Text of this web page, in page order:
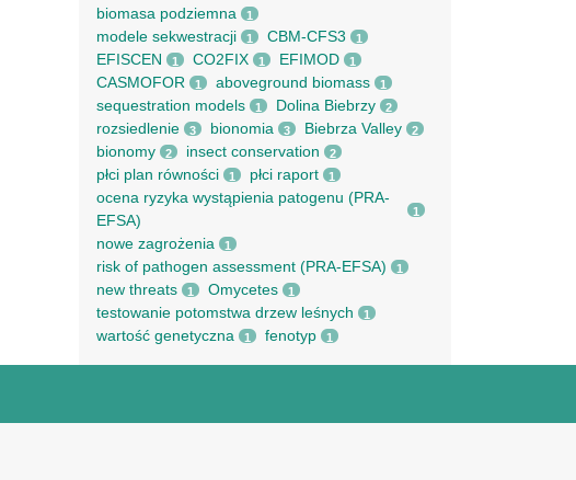
biomasa podziemna 1
modele sekwestracji 1 CBM-CFS3 1
EFISCEN 1 CO2FIX 1 EFIMOD 1
CASMOFOR 1 aboveground biomass 1
sequestration models 1 Dolina Biebrzy 2
rozsiedlenie 3 bionomia 3 Biebrza Valley 2
bionomy 2 insect conservation 2
płci plan równości 1 płci raport 1
ocena ryzyka wystąpienia patogenu (PRA-
EFSA)
1
nowe zagrożenia 1
risk of pathogen assessment (PRA-EFSA) 1
new threats 1 Omycetes 1
testowanie potomstwa drzew leśnych 1
wartość genetyczna 1 fenotyp 1